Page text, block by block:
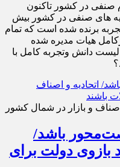
22قانون نظام صنفی در کشور تاکنون
انتخابات اتحادیه های صنفی در کشور بیش
برنده شده است که تمام
هیات مدیره شده
لیست دانش وتجربه کامل با
و بازار در شمال کشور
باشد/
بازوی دولت برای